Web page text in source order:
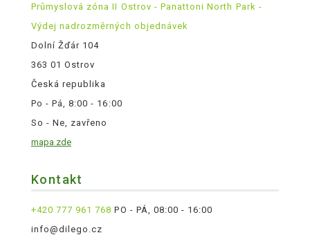
Průmyslová zóna II Ostrov - Panattoni North Park -
Výdej nadrozměrných objednávek
Dolní Žďár 104
363 01 Ostrov
Česká republika
Po - Pá, 8:00 - 16:00
So - Ne, zavřeno
mapa zde
Kontakt
+420 777 961 768 PO - PÁ, 08:00 - 16:00
info@dilego.cz